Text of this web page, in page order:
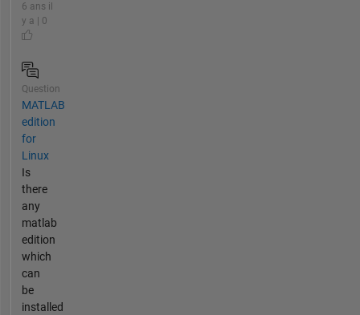
6 ans il
y a | 0
Question
MATLAB
edition
for
Linux
Is
there
any
matlab
edition
which
can
be
installed